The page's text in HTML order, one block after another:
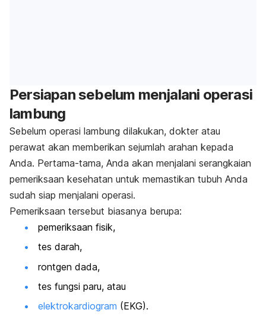
Persiapan sebelum menjalani operasi
lambung
Sebelum operasi lambung dilakukan, dokter atau
perawat akan memberikan sejumlah arahan kepada
Anda. Pertama-tama, Anda akan menjalani serangkaian
pemeriksaan kesehatan untuk memastikan tubuh Anda
sudah siap menjalani operasi.
Pemeriksaan tersebut biasanya berupa:
pemeriksaan fisik,
tes darah,
rontgen dada,
tes fungsi paru, atau
elektrokardiogram (EKG).